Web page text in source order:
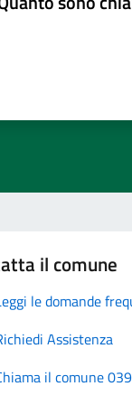
il comune
le domande
Assistenza
il comune